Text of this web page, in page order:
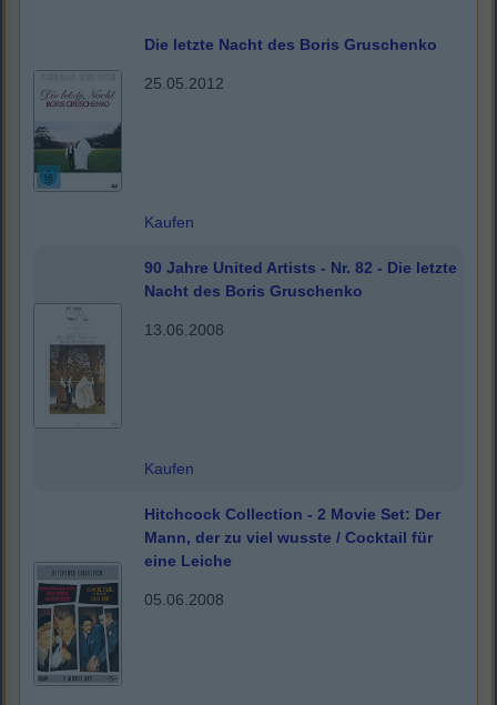
Die letzte Nacht des Boris Gruschenko
25.05.2012
Kaufen
90 Jahre United Artists - Nr. 82 - Die letzte
Nacht des Boris Gruschenko
13.06.2008
Kaufen
Hitchcock Collection - 2 Movie Set: Der
Mann, der zu viel wusste / Cocktail für
eine Leiche
05.06.2008